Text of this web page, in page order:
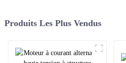
Produits Les Plus Vendus